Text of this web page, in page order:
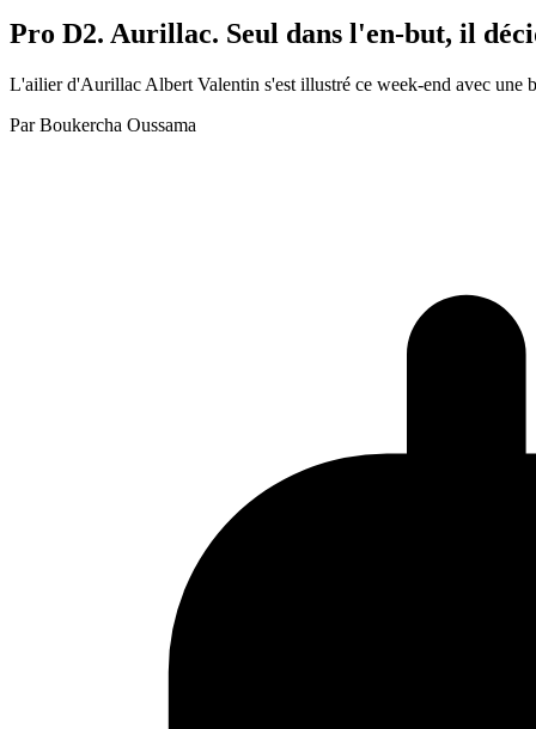
Pro D2. Aurillac. Seul dans l'en-but, il
L'ailier d'Aurillac Albert Valentin s'est illustré ce week-end avec une
Par Boukercha Oussama